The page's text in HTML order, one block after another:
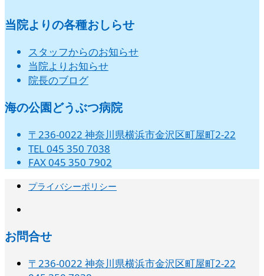
当院よりの各種おしらせ
スタッフからのお知らせ
当院よりお知らせ
院長のブログ
海の公園どうぶつ病院
〒236-0022 神奈川県横浜市金沢区町屋町2-22
TEL 045 350 7038
FAX 045 350 7902
プライバシーポリシー
お問合せ
〒236-0022 神奈川県横浜市金沢区町屋町2-22